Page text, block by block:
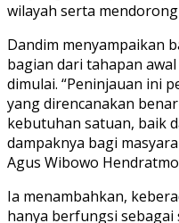
wilayah serta
Dandim menyampaikan
bagian dari tahapan
dimulai. “Peninjauan ini
yang direncanakan
kebutuhan satuan, baik
dampaknya bagi
Agus Wibowo
Ia menambahkan,
hanya berfungsi